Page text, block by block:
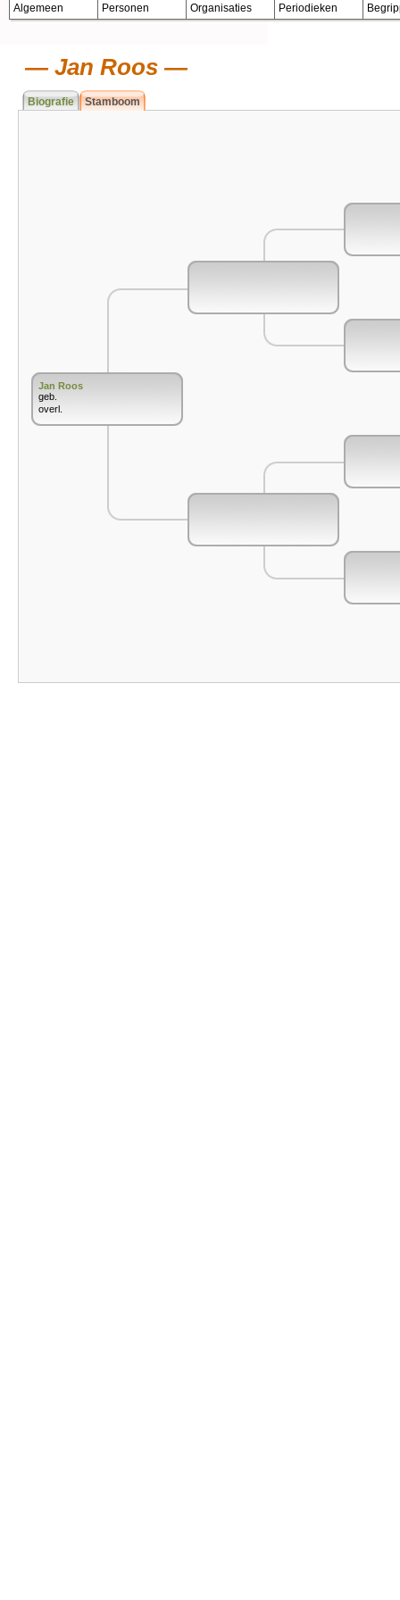
Algemeen Personen Organisaties Periodieken
Jan Roos
Biografie Stamboom
Jan Roos
geb.
overl.